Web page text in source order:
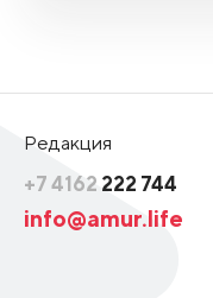
Редакция
+7 4162 222 744
info@amur.life